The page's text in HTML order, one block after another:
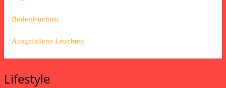
Bodenleuchten
Ausgefallene Leuchten
Lifestyle